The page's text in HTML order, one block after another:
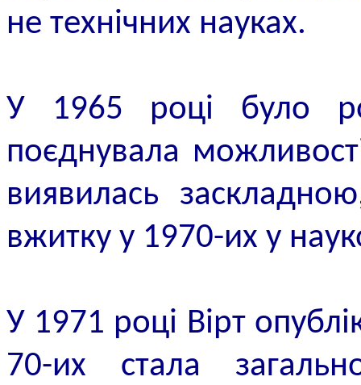
не технічних науках.
У 1965 році було
поєднувала
виявилась
вжитку у 1970-их у
У 1971 році Вірт
70-их стала